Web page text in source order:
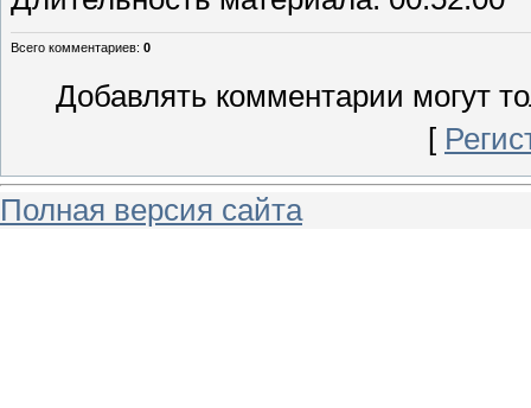
Всего комментариев: 0
Добавлять комментарии могут
[
Полная версия сайта